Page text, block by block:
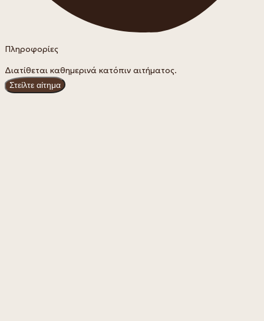
Πληροφορίες
Διατίθεται καθημερινά κατόπιν αιτήματος.
Στείλτε αίτημα